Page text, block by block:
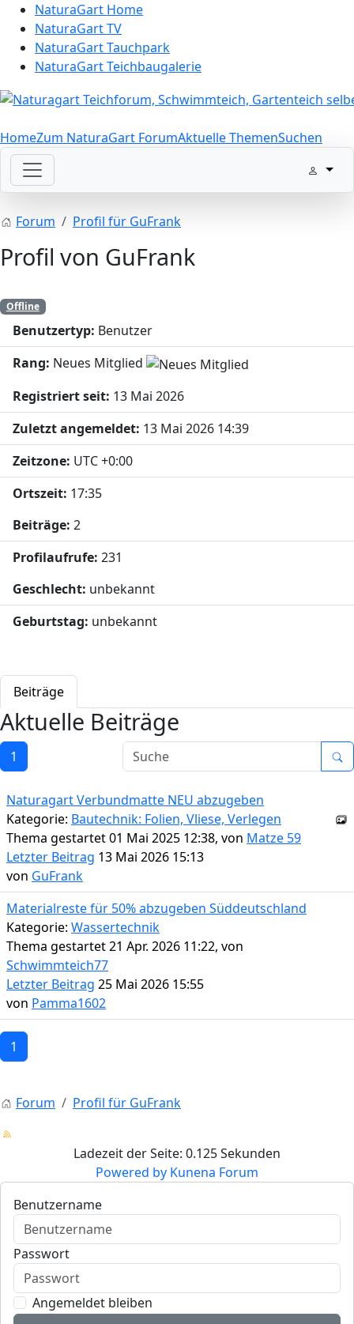
NaturaGart Home
NaturaGart TV
NaturaGart Tauchpark
NaturaGart Teichbaugalerie
HomeZum NaturaGart ForumAktuelle ThemenSuchen
Forum Profil für GuFrank
Profil von GuFrank
Offline
Benutzertyp: Benutzer
Rang: Neues Mitglied
Registriert seit: 13 Mai 2026
Zuletzt angemeldet: 13 Mai 2026 14:39
Zeitzone: UTC +0:00
Ortszeit: 17:35
Beiträge: 2
Profilaufrufe: 231
Geschlecht: unbekannt
Geburtstag: unbekannt
Beiträge
Aktuelle Beiträge
1
Naturagart Verbundmatte NEU abzugeben
Kategorie: Bautechnik: Folien, Vliese, Verlegen
Thema gestartet 01 Mai 2025 12:38, von Matze 59
Letzter Beitrag 13 Mai 2026 15:13
von GuFrank
Materialreste für 50% abzugeben Süddeutschland
Kategorie: Wassertechnik
Thema gestartet 21 Apr. 2026 11:22, von
Schwimmteich77
Letzter Beitrag 25 Mai 2026 15:55
von Pamma1602
1
Forum Profil für GuFrank
Ladezeit der Seite: 0.125 Sekunden
Powered by Kunena Forum
Benutzername
Passwort
Angemeldet bleiben